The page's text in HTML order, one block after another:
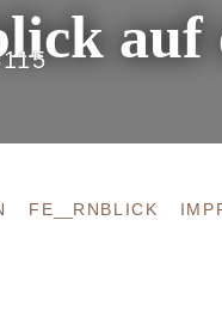
auf
FE RNBLICK